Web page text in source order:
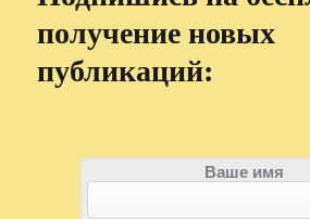
получение новых
публикаций:
Ваше имя